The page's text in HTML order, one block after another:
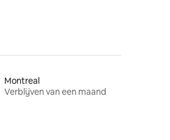
Montreal
Verblijven van een maand